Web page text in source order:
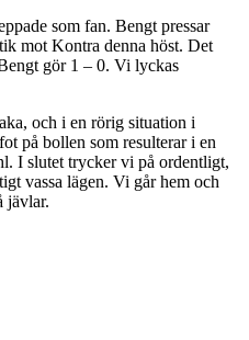
som fan. Bengt pressar
mot Kontra denna höst. Det
gör 1 – 0. Vi lyckas
och i en rörig situation i
på bollen som resulterar i en
I slutet trycker vi på ordentligt,
vassa lägen. Vi går hem och
jävlar.